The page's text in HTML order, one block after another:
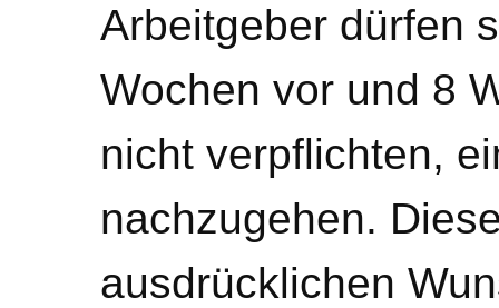
Arbeitgeber dürfen
Wochen vor und 8
nicht verpflichten,
nachzugehen.
ausdrücklichen